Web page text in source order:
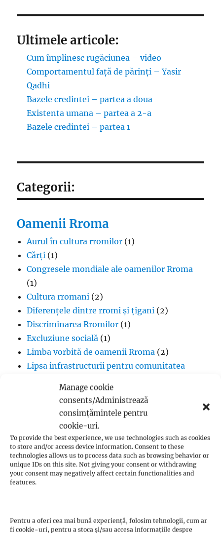
Manage cookie
consents/Administrează
consimțămintele pentru
cookie-uri.
To provide the best experience, we use technologies such as cookies
to store and/or access device information. Consent to these
technologies allows us to process data such as browsing behavior or
unique IDs on this site. Not giving your consent or withdrawing
your consent may negatively affect certain functionalities and
features.
Pentru a oferi cea mai bună experiență, folosim tehnologii, cum ar
fi cookie-uri, pentru a stoca și/sau accesa informațiile despre
Ultimele articole:
Cum împlinesc rugăciunea – video
Comportamentul față de părinți – Yasir
Qadhi
Bazele credintei – partea a doua
Existenta umana – partea a 2-a
Bazele credintei – partea 1
Categorii:
Oamenii Rroma
Aurul în cultura rromilor (1)
Cărți (1)
Congresele mondiale ale oamenilor Rroma
(1)
Cultura rromani (2)
Diferențele dintre rromi și țigani (2)
Discriminarea Rromilor (1)
Excluziune socială (1)
Limba vorbită de oamenii Rroma (2)
Lipsa infrastructurii pentru comunitatea
(1)
Proverbe din cultura Rroma
Romii și cultul creștin
(1)
Rromii căldărari: tradiții și meșteșuguri (1)
Rromii în melodiile trupei Pheonix(1)
Rromii slătari: tradiții și istorie(1)
Sclavia rromilor(1)